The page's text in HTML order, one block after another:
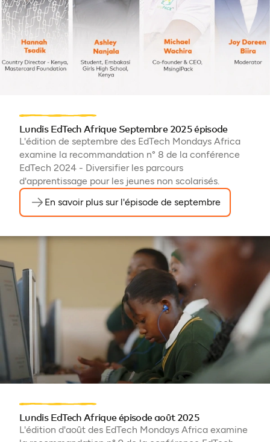
Lundis EdTech Afrique Septembre 2025 épisode
L'édition de septembre des EdTech Mondays Africa
examine la recommandation n° 8 de la conférence
EdTech 2024 - Diversifier les parcours
d'apprentissage pour les jeunes non scolarisés.
En savoir plus sur l'épisode de septembre
Lundis EdTech Afrique épisode août 2025
L'édition d'août des EdTech Mondays Africa examine